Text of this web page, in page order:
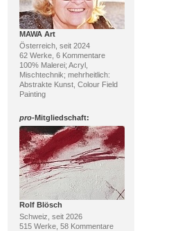
MAWA Art
Österreich, seit 2024
62 Werke, 6 Kommentare
100% Malerei; Acryl,
Mischtechnik; mehrheitlich:
Abstrakte Kunst, Colour Field
Painting
pro-Mitgliedschaft:
Rolf Blösch
Schweiz, seit 2026
515 Werke, 58 Kommentare